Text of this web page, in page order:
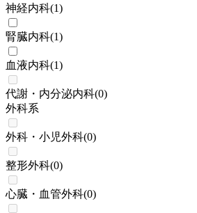
神経内科(1)
腎臓内科(1)
血液内科(1)
代謝・内分泌内科(0)
外科系
外科・小児外科(0)
整形外科(0)
心臓・血管外科(0)